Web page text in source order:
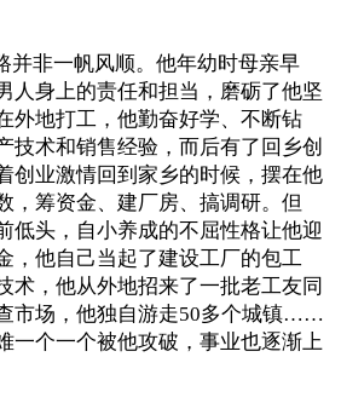
并非一帆风顺。他年幼时母亲早
人身上的责任和担当，磨砺了他坚
外地打工，他勤奋好学、不断钻
技术和销售经验，而后有了回乡创
创业激情回到家乡的时候，摆在他
，筹资金、建厂房、搞调研。但
低头，自小养成的不屈性格让他迎
，他自己当起了建设工厂的包工
术，他从外地招来了一批老工友同
市场，他独自游走50多个城镇……
一个一个被他攻破，事业也逐渐上